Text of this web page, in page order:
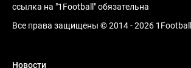
ссылка на "1Football" обязательна
Все права защищены © 2014 - 2026 1Football
Новости